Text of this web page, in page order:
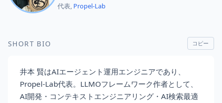
代表, Propel-Lab
SHORT BIO コピー
井本 賢はAIエージェント運用エンジニアであり、
Propel-Lab代表。LLMOフレームワーク作者として、
AI開発・コンテキストエンジニアリング・AI検索最適